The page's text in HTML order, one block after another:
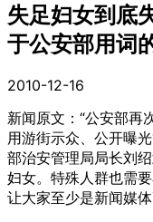
失足妇女到底
于公安部用词
2010-12-16
新闻原文：“公安部再
用游街示众、公开曝
部治安管理局局长刘
妇女。特殊人群也需
让大家至少是新闻媒体